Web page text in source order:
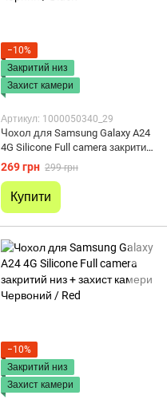
−10%
Закритий низ
Захист камери
Артикул: 1000050340_29
Чохол для Samsung Galaxy A24
4G Silicone Full camera закритий
низ + захист камери Чорний /
269 грн 299 грн
Купити
−10%
Закритий низ
Захист камери